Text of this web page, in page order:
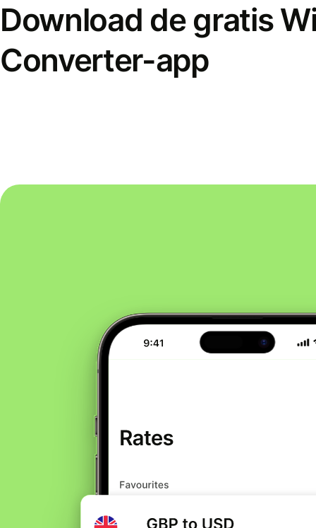
Download de gratis
Converter-app